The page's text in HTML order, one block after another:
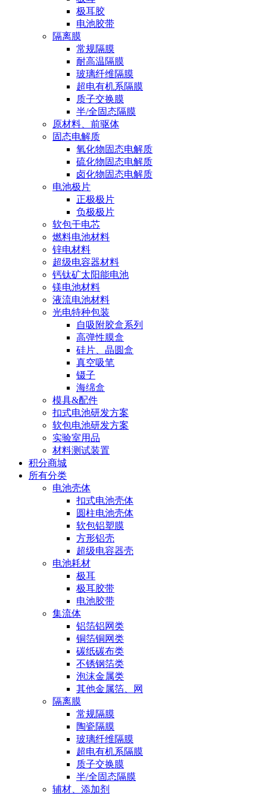
极耳胶
电池胶带
隔离膜
常规隔膜
耐高温隔膜
玻璃纤维隔膜
超电有机系隔膜
质子交换膜
半/全固态隔膜
原材料、前驱体
固态电解质
氧化物固态电解质
硫化物固态电解质
卤化物固态电解质
电池极片
正极极片
负极极片
软包干电芯
燃料电池材料
锌电材料
超级电容器材料
钙钛矿太阳能电池
镁电池材料
液流电池材料
光电特种包装
自吸附胶盒系列
高弹性膜盒
硅片、晶圆盒
真空吸笔
镊子
海绵盒
模具&配件
扣式电池研发方案
软包电池研发方案
实验室用品
材料测试装置
积分商城
所有分类
电池壳体
扣式电池壳体
圆柱电池壳体
软包铝塑膜
方形铝壳
超级电容器壳
电池耗材
极耳
极耳胶带
电池胶带
集流体
铝箔铝网类
铜箔铜网类
碳纸碳布类
不锈钢箔类
泡沫金属类
其他金属箔、网
隔离膜
常规隔膜
陶瓷隔膜
玻璃纤维隔膜
超电有机系隔膜
质子交换膜
半/全固态隔膜
辅材、添加剂